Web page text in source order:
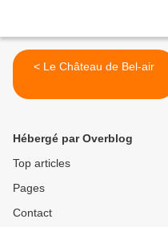
< Le Château de Bel-air
Hébergé par Overblog
Top articles
Pages
Contact